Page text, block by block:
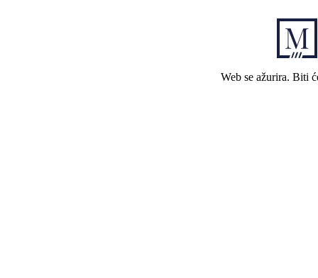
Web se ažurira. Biti